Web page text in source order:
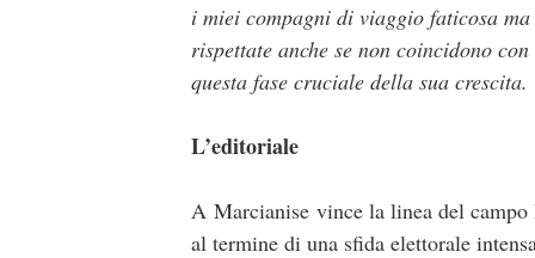
i miei compagni di viaggio faticosa
rispettate anche se non coincidono
questa fase cruciale della sua
L’editoriale
A Marcianise vince la linea del
al termine di una sfida elettorale